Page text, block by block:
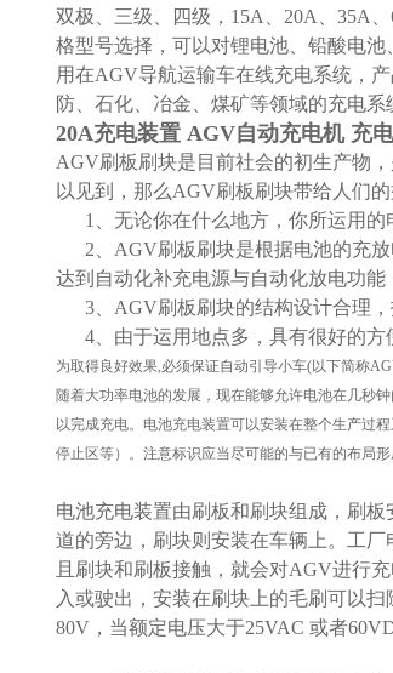
双极、三级、四级，15A、20A、35A
格型号选择，可以对锂电池、铅酸电
用在AGV导航运输车在线充电系统，
防、石化、冶金、煤矿等领域的充电系
20A充电装置 AGV自动充电机 充
AGV刷板刷块是目前社会的初生产物
以见到，那么AGV刷板刷块带给人们
1、无论你在什么地方，你所运用的
2、AGV刷板刷块是根据电池的充放
达到自动化补充电源与自动化放电功能
3、AGV刷板刷块的结构设计合理，
4、由于运用地点多，具有很好的方
为取得良好效果,必须保证自动引导小车(以下简称
随着大功率电池的发展，现在能够允许电池在几秒
以完成充电。电池充电装置可以安装在整个生产过
停止区等）。注意标识应当尽可能的与已有的布局形
电池充电装置由刷板和刷块组成，刷
道的旁边，刷块则安装在车辆上。工
且刷块和刷板接触，就会对AGV进行
入或驶出，安装在刷块上的毛刷可以
80V，当额定电压大于25VAC 或者